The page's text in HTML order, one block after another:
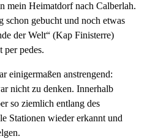
mein Heimatdorf nach Calberlah.
schon gebucht und noch etwas
der Welt“ (Kap Finisterre)
per pedes.
einigermaßen anstrengend:
nicht zu denken. Innerhalb
so ziemlich entlang des
Stationen wieder erkannt und